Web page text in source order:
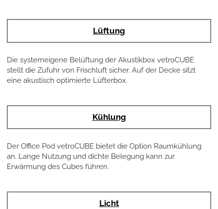
Lüftung
Die systemeigene Belüftung der Akustikbox vetroCUBE
stellt die Zufuhr von Frischluft sicher. Auf der Decke sitzt
eine akustisch optimierte Lüfterbox.
Kühlung
Der Office Pod vetroCUBE bietet die Option Raumkühlung
an. Lange Nutzung und dichte Belegung kann zur
Erwärmung des Cubes führen.
Licht